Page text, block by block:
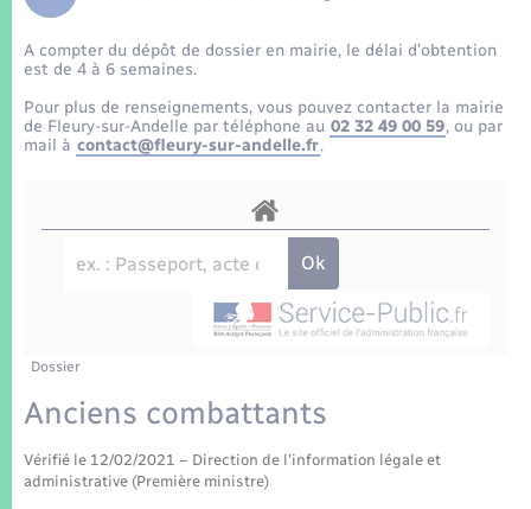
Etat-civil - Papiers - Citoyenneté
Mariage – PACS
Parrainage civil
Logement - Urbanisme
Nouvel habitant
Organisation d’événement
Sécurité - Prévention
Transports scolaires
Travaux - Autorisation d’occupation de l’espace
public
Compétences
Plan interactif
La Communauté de communes
A compter du dépôt de dossier en mairie, le délai d’obtention
est de 4 à 6 semaines.
Pour plus de renseignements, vous pouvez contacter la mairie
de Fleury-sur-Andelle par téléphone au 02 32 49 00 59, ou par
mail à contact@fleury-sur-andelle.fr.
Dossier
Anciens combattants
Vérifié le 12/02/2021 – Direction de l'information légale et
administrative (Première ministre)